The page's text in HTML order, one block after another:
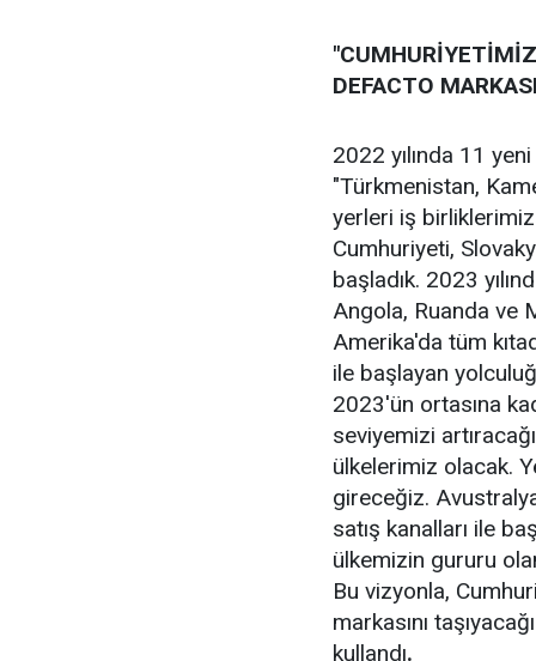
DEFACTO
2022 yılında 11
"Türkmenistan,
yerleri iş
Cumhuriyeti,
başladık. 2023
Angola, Ruanda ve
Amerika'da tüm
ile başlayan
2023'ün ortasına
seviyemizi
ülkelerimiz olacak.
gireceğiz.
satış kanalları ile
ülkemizin gururu
Bu vizyonla,
markasını
kullandı.